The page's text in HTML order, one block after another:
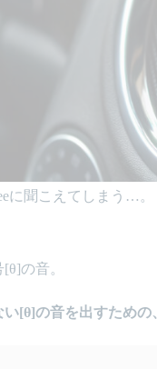
に聞こえてしまう…
の音。
[θ]の音を出すため